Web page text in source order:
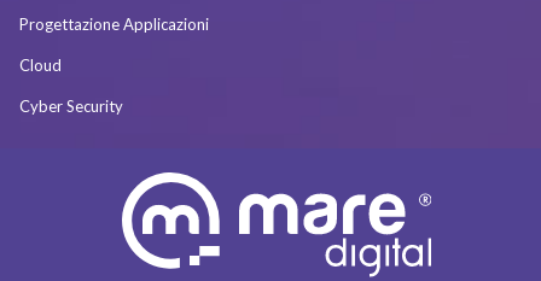
Progettazione Applicazioni
Cloud
Cyber Security